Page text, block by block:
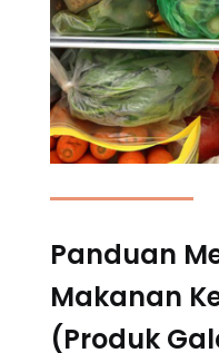
Panduan
Makanan
(Produk